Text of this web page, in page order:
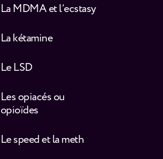
La MDMA et l’ecstasy
La kétamine
Le LSD
Les opiacés ou
opioïdes
Le speed et la meth